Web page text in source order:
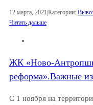
12 марта, 2021 |Категории:
Читать дальше
ЖК «Ново-
реформа».Важные
С 1 ноября на